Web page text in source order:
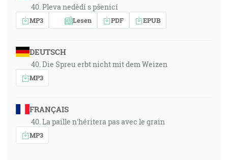
40. Pleva nedědí s pšenicí
MP3 Lesen PDF EPUB
DEUTSCH
40. Die Spreu erbt nicht mit dem Weizen
MP3
FRANÇAIS
40. La paille n'héritera pas avec le grain
MP3